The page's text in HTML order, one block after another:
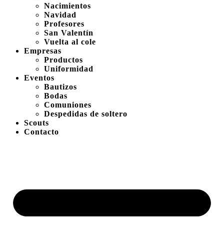
Nacimientos
Navidad
Profesores
San Valentín
Vuelta al cole
Empresas
Productos
Uniformidad
Eventos
Bautizos
Bodas
Comuniones
Despedidas de soltero
Scouts
Contacto